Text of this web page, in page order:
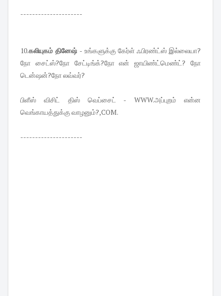
---------------------
10.கலியுகம் தினேஷ் - உங்களுக்கு கேர்ள் ஃபிரண்ட்ஸ் இல்லையா?
நோ சைட்ஸ்?நோ சேட்டிங்க்?நோ என் ஜாயிண்ட்மெண்ட்? நோ
டென்ஷன்?நோ லவ்வர்?
பிளீஸ் விசிட் திஸ் வெப்சைட் - WWW.அப்புறம் என்ன
வெங்காயத்துக்கு வாழனும்?,COM.
---------------------